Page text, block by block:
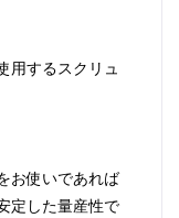
用するスクリュ
お使いであれば
定した量産性で